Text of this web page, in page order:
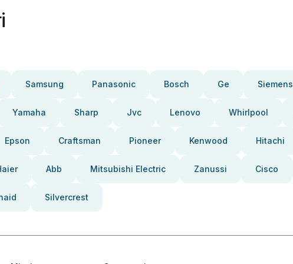
Samsung Panasonic Bosch Ge Siemens
Yamaha Sharp Jvc Lenovo Whirlpool
Epson Craftsman Pioneer Kenwood Hitachi
Abb Mitsubishi Electric Zanussi Cisco
Silvercrest